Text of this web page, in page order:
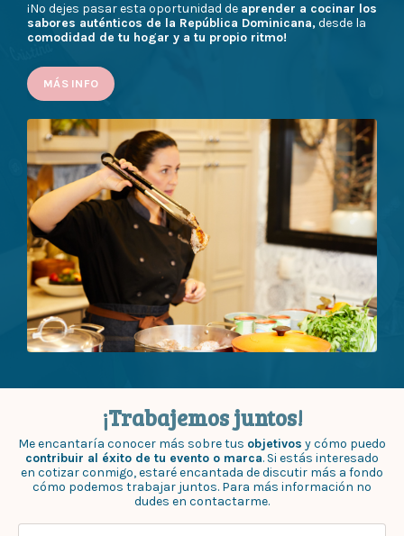
¡No dejes pasar esta oportunidad de aprender a cocinar los
sabores auténticos de la República Dominicana,desde la
comodidad de tu hogar y a tu propio ritmo!
MÁS INFO
¡Trabajemos juntos!
Me encantaría conocer más sobre tus objetivos y cómo puedo
contribuir al éxito de tu evento o marca. Si estás interesado
en cotizar conmigo, estaré encantada de discutir más a fondo
cómo podemos trabajar juntos. Para más información no
dudes en contactarme.